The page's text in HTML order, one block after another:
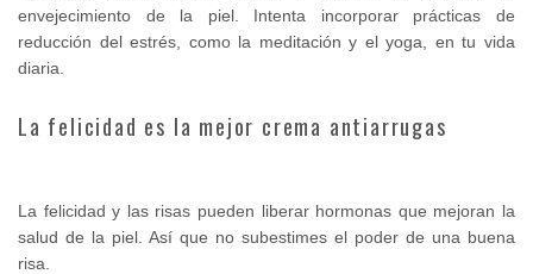
envejecimiento de la piel. Intenta incorporar prácticas de
reducción del estrés, como la meditación y el yoga, en tu vida
diaria.
La felicidad es la mejor crema antiarrugas
La felicidad y las risas pueden liberar hormonas que mejoran la
salud de la piel. Así que no subestimes el poder de una buena
risa.